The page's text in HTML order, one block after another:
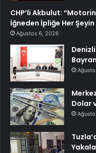
CHP’li Akbulut:
İğneden İpliğe Her
Ağustos 6, 2026
Dolar